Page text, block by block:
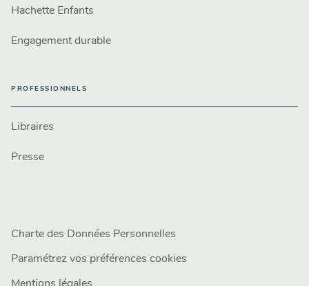
Hachette Enfants
Engagement durable
PROFESSIONNELS
Libraires
Presse
Charte des Données Personnelles
Paramétrez vos préférences cookies